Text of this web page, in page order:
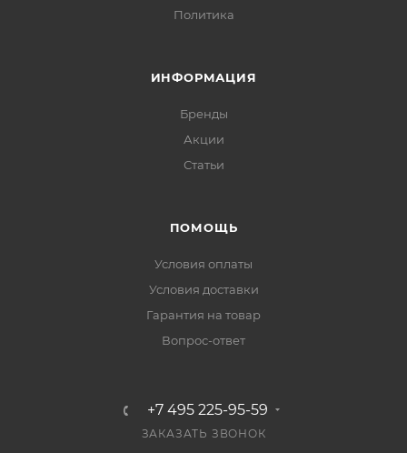
Политика
ИНФОРМАЦИЯ
Бренды
Акции
Статьи
ПОМОЩЬ
Условия оплаты
Условия доставки
Гарантия на товар
Вопрос-ответ
+7 495 225-95-59
ЗАКАЗАТЬ ЗВОНОК